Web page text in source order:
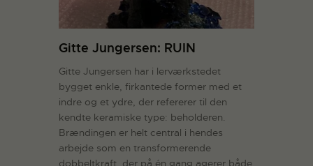
Gitte Jungersen: RUIN
Gitte Jungersen har i lerværkstedet
bygget enkle, firkantede former med et
indre og et ydre, der refererer til den
kendte keramiske type: beholderen.
Brændingen er helt central i hendes
arbejde som en transformerende
dobbeltkraft, der på én gang agerer både